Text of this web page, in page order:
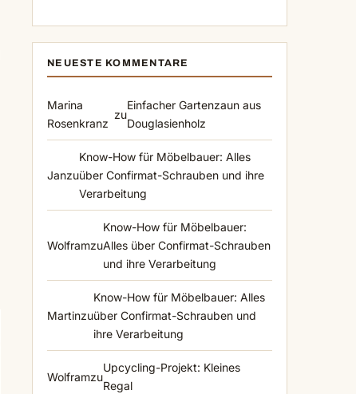
NEUESTE KOMMENTARE
Marina
Rosenkranz
zu
Einfacher Gartenzaun aus
Douglasienholz
Janzu
Know-How für Möbelbauer: Alles
über Confirmat-Schrauben und ihre
Verarbeitung
Wolframzu
Know-How für Möbelbauer:
Alles über Confirmat-Schrauben
und ihre Verarbeitung
Martinzu
Know-How für Möbelbauer: Alles
über Confirmat-Schrauben und
ihre Verarbeitung
Wolframzu
Upcycling-Projekt: Kleines
Regal